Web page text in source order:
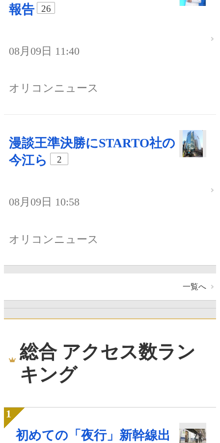
報告
26
08月09日 11:40
オリコンニュース
漫談王準決勝にSTARTO社の
今江ら
2
08月09日 10:58
オリコンニュース
一覧へ
総合 アクセス数ラン
キング
初めての「夜行」新幹線出